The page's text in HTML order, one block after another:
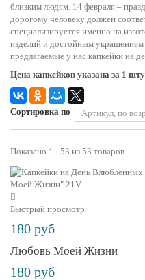
близким людям. 14 февраля –
дорогому человеку должен
специализируется именно на
изделий и достойным
предлагаемые у нас капкейки на
Цена капкейков указана за 1
Сортировка по
Показано 1 - 53 из 53 товаров
Быстрый просмотр
180 руб
Любовь Моей Жизни
180 руб